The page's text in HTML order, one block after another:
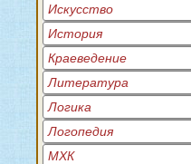
Искусство
История
Краеведение
Литература
Логика
Логопедия
МХК